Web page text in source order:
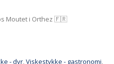
Moutet i Orthez 🇫🇷
- dyr Viskestykke - gastronomi